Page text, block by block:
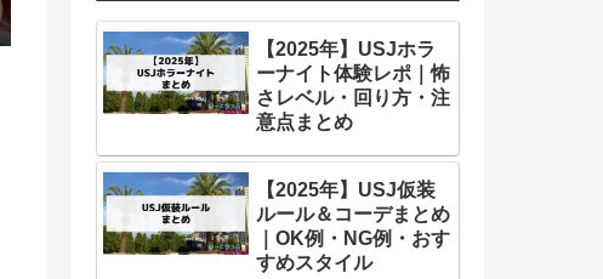
【2025年】USJホラ
ーナイト体験レポ｜怖
さレベル・回り方・注
意点まとめ
【2025年】USJ仮装
ルール＆コーデまとめ
｜OK例・NG例・おす
すめスタイル